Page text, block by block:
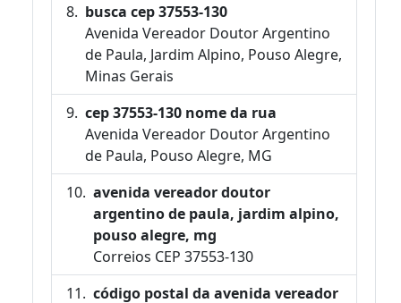
busca cep 37553-130
Avenida Vereador Doutor Argentino
de Paula, Jardim Alpino, Pouso Alegre,
Minas Gerais
cep 37553-130 nome da rua
Avenida Vereador Doutor Argentino
de Paula, Pouso Alegre, MG
avenida vereador doutor
argentino de paula, jardim alpino,
pouso alegre, mg
Correios CEP 37553-130
código postal da avenida vereador